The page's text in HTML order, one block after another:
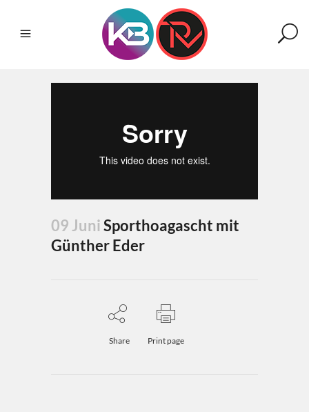
09 JuniSporthoagascht mit
Günther Eder
Share Print page